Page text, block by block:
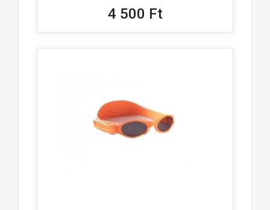
4 500 Ft